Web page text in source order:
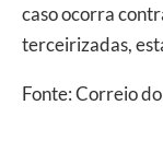
caso ocorra
terceirizadas,
Fonte: Correio